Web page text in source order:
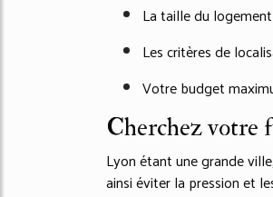
La taille du
Les critères de
Votre budget
Cherchez votre
Lyon étant une grande
ainsi éviter la pression et